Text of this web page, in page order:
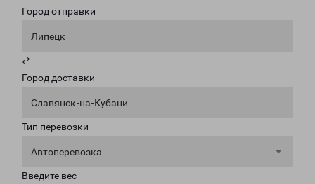
Город отправки
Липецк
⇄
Город доставки
Славянск-на-Кубани
Тип перевозки
Автоперевозка
Введите вес